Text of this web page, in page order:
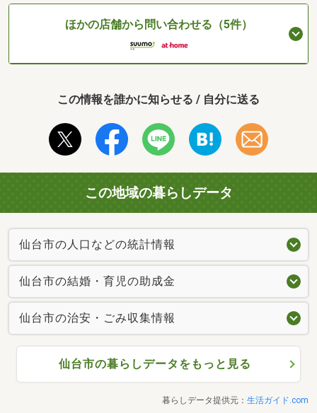
ほかの店舗から問い合わせる（5件）
この情報を誰かに知らせる / 自分に送る
この地域の暮らしデータ
仙台市の人口などの統計情報
仙台市の結婚・育児の助成金
仙台市の治安・ごみ収集情報
仙台市の暮らしデータをもっと見る
暮らしデータ提供元： 生活ガイド.com